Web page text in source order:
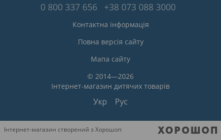
0 800 337 656 +38 073 088 3000
Контактна інформація
Повна версія сайту
Мапа сайту
© 2014—2026
Інтернет-магазин дитячих товарів
Укр Рус
Інтернет-магазин створений з Хорошоп